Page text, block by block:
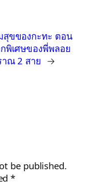
สุขของกะทะ ตอน
พิเศษของพี่พลอย
ณ 2 สาย →
be published.
*